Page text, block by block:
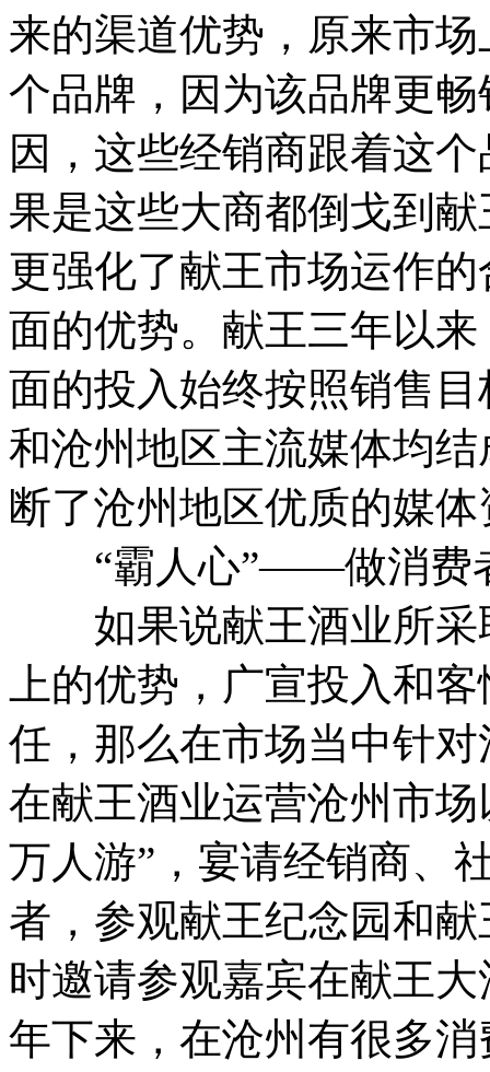
来的渠道优势，原来市
个品牌，因为该品牌更
因，这些经销商跟着这
果是这些大商都倒戈到
更强化了献王市场运作
面的优势。献王三年以
面的投入始终按照销售
和沧州地区主流媒体均
断了沧州地区优质的媒
“霸人心”——做消费
如果说献王酒业所采
上的优势，广宣投入和
任，那么在市场当中针
在献王酒业运营沧州市
万人游”，宴请经销商、
者，参观献王纪念园和
时邀请参观嘉宾在献王
年下来，在沧州有很多